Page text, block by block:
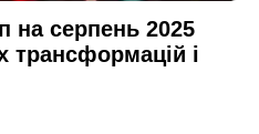
на серпень 2025
трансформацій і